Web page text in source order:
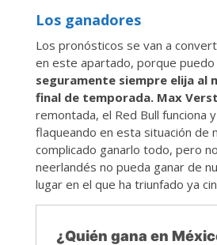
Los ganadores
Los pronósticos se van a
en este apartado, porque
seguramente siempre elija al
final de temporada. Max
remontada, el Red Bull funciona
flaqueando en esta situación de
complicado ganarlo todo, pero
neerlandés no pueda ganar de
lugar en el que ha triunfado ya
¿Quién gana en